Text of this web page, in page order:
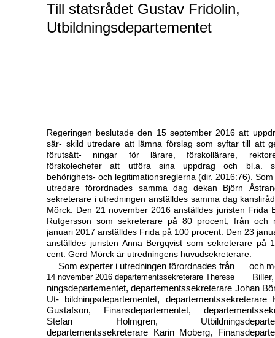
Till statsrådet Gustav Fridolin,
Utbildningsdepartementet
Regeringen beslutade den 15 september 2016 att
sär- skild utredare att lämna förslag som syftar till att
förutsätt- ningar för lärare, förskollärare,
förskolechefer att utföra sina uppdrag och bl.a.
behörighets- och legitimationsreglerna (dir. 2016:76).
utredare förordnades samma dag dekan Björn
sekreterare i utredningen anställdes samma dag
Mörck. Den 21 november 2016 anställdes juristen Frida
Rutgersson som sekreterare på 80 procent, från och
januari 2017 anställdes Frida på 100 procent. Den 23
anställdes juristen Anna Bergqvist som sekreterare på
cent. Gerd Mörck är utredningens huvudsekreterare.
Som experter i utredningen förordnades från och
14 november 2016 departementssekreterare Therese
ningsdepartementet, departementssekreterare Johan
Ut- bildningsdepartementet, departementssekreterare
Gustafson, Finansdepartementet,
Stefan Holmgren,
departementssekreterare Karin Moberg,